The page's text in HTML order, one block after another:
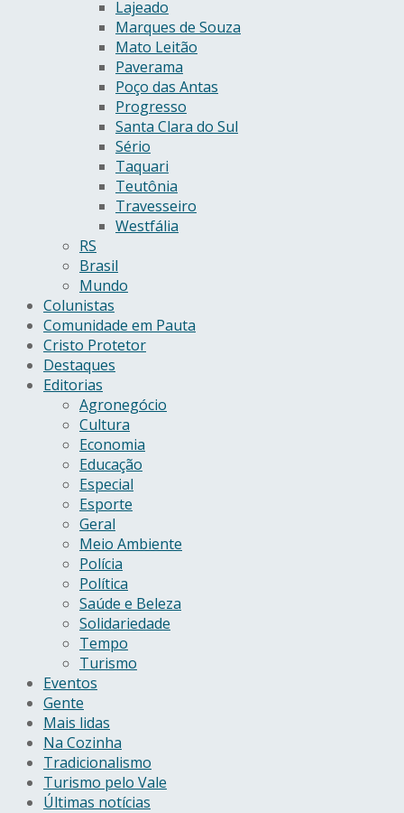
Lajeado
Marques de Souza
Mato Leitão
Paverama
Poço das Antas
Progresso
Santa Clara do Sul
Sério
Taquari
Teutônia
Travesseiro
Westfália
RS
Brasil
Mundo
Colunistas
Comunidade em Pauta
Cristo Protetor
Destaques
Editorias
Agronegócio
Cultura
Economia
Educação
Especial
Esporte
Geral
Meio Ambiente
Polícia
Política
Saúde e Beleza
Solidariedade
Tempo
Turismo
Eventos
Gente
Mais lidas
Na Cozinha
Tradicionalismo
Turismo pelo Vale
Últimas notícias